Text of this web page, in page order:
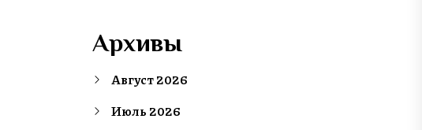
Архивы
Август 2026
Июль 2026